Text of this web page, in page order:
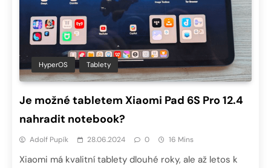
HyperOS Tablety
Je možné tabletem Xiaomi Pad 6S Pro 12.4
nahradit notebook?
Adolf Pupík 28.06.2024 0 16 Mins
Xiaomi má kvalitní tablety dlouhé roky, ale až letos k